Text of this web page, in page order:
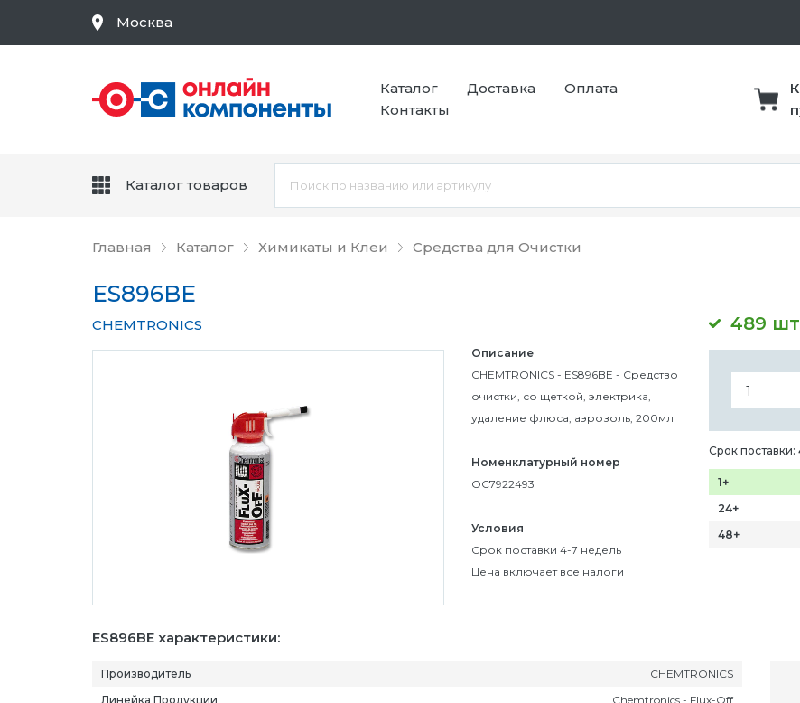
Главная Каталог Химикаты и Клеи Средства для Очистки
ES896BE
CHEMTRONICS 489
Описание
CHEMTRONICS - ES896BE - Средство
очистки, со щеткой, электрика,
удаление флюса, аэрозоль, 200мл
Номенклатурный номер
OC7922493
Условия
Срок поставки 4-7 недель
Цена включает все налоги
Срок поставки:
1+
24+
48+
ES896BE характеристики:
Производитель
CHEMTRONICS
Линейка Продукции
Chemtronics - Flux-Off
Москва
Каталог Доставка
Оплата
Контакты
Каталог товаров